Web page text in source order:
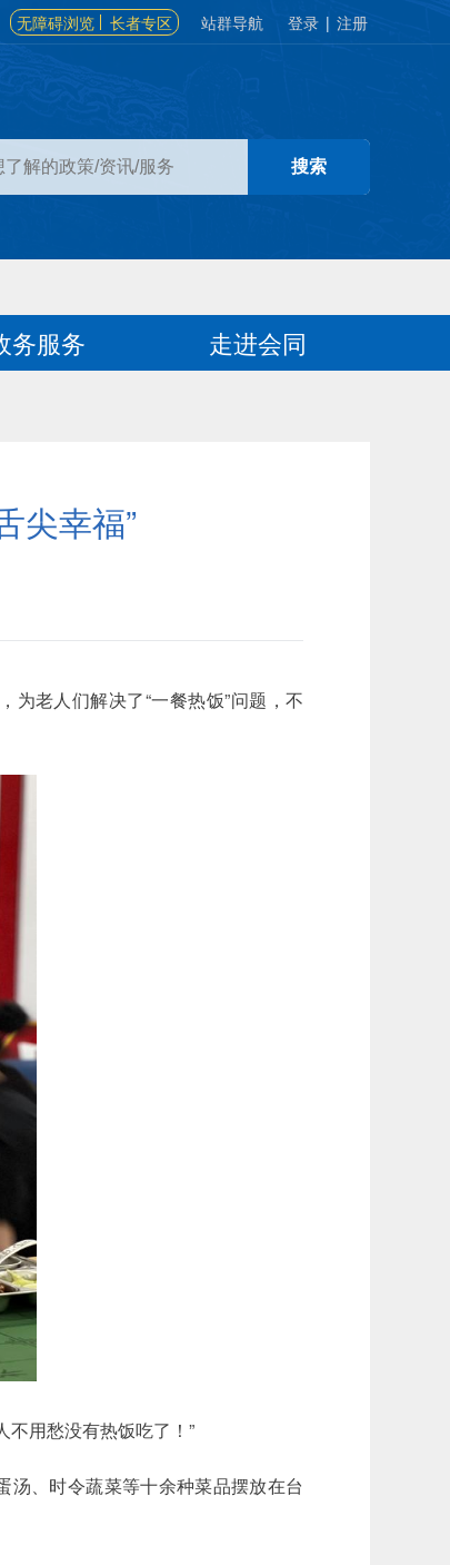
无障碍浏览 长者专区 站群导航 登录 | 注册
务服务 走进会同
尖幸福”
老人们解决了“一餐热饭”问题，不
不用愁没有热饭吃了！”
、时令蔬菜等十余种菜品摆放在台